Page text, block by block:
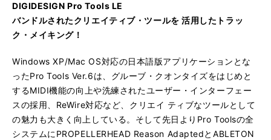
DIGIDESIGN Pro Tools LE
バンドルされたクリエイティブ・ツールを 活用したトラッ
ク・メイキング！
Windows XP/Mac OS対応の日本語版アプリケーションとな
ったPro Tools Ver.6は、グルーブ・クオンタイズをはじめと
するMIDI機能の向上や洗練されたユーザー・インターフェー
スの採用、ReWire対応など、クリエイ ティブなツールとして
の魅力も大きく向上している。そして先日よりPro Toolsの全
システムにPROPELLERHEAD Reason AdaptedとABLETON